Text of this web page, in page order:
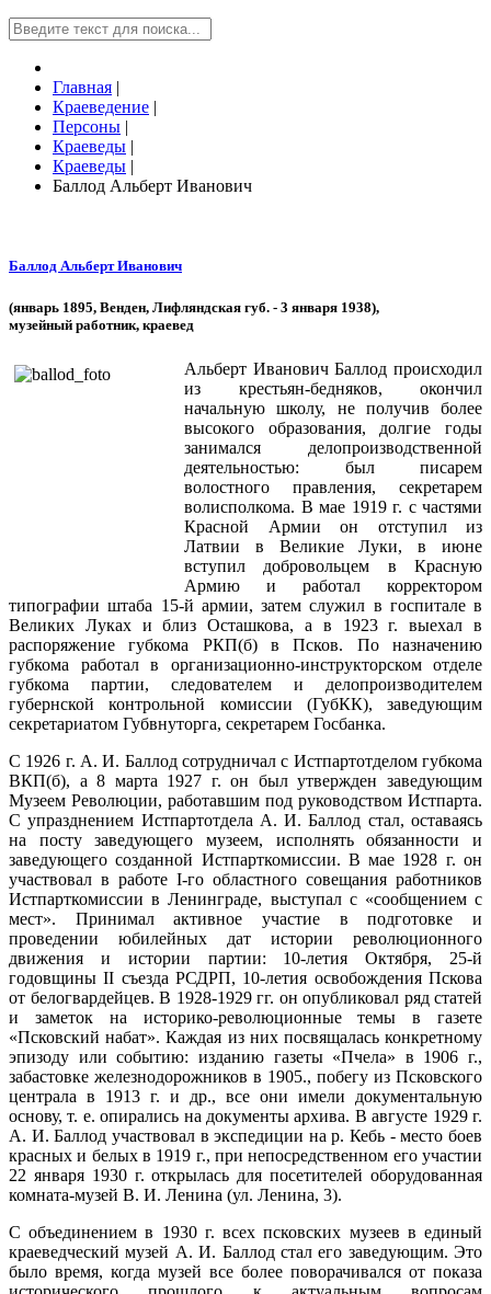
Главная |
Краеведение |
Персоны |
Краеведы |
Краеведы |
Баллод Альберт Иванович
Баллод Альберт Иванович
(январь 1895, Венден, Лифляндская губ. - 3 января 1938),
музейный работник, краевед
Альберт Иванович Баллод происходил
из крестьян-бедняков, окончил
начальную школу, не получив более
высокого образования, долгие годы
занимался делопроизводственной
деятельностью: был писарем
волостного правления, секретарем
волисполкома. В мае 1919 г. с частями
Красной Армии он отступил из
Латвии в Великие Луки, в июне
вступил добровольцем в Красную
Армию и работал корректором
типографии штаба 15-й армии, затем служил в госпитале в
Великих Луках и близ Осташкова, а в 1923 г. выехал в
распоряжение губкома РКП(б) в Псков. По назначению
губкома работал в организационно-инструкторском отделе
губкома партии, следователем и делопроизводителем
губернской контрольной комиссии (ГубКК), заведующим
секретариатом Губвнуторга, секретарем Госбанка.
С 1926 г. А. И. Баллод сотрудничал с Истпартотделом губкома
ВКП(б), а 8 марта 1927 г. он был утвержден заведующим
Музеем Революции, работавшим под руководством Истпарта.
С упразднением Истпартотдела А. И. Баллод стал, оставаясь
на посту заведующего музеем, исполнять обязанности и
заведующего созданной Истпарткомиссии. В мае 1928 г. он
участвовал в работе I-го областного совещания работников
Истпарткомиссии в Ленинграде, выступал с «сообщением с
мест». Принимал активное участие в подготовке и
проведении юбилейных дат истории революционного
движения и истории партии: 10-летия Октября, 25-й
годовщины II съезда РСДРП, 10-летия освобождения Пскова
от белогвардейцев. В 1928-1929 гг. он опубликовал ряд статей
и заметок на историко-революционные темы в газете
«Псковский набат». Каждая из них посвящалась конкретному
эпизоду или событию: изданию газеты «Пчела» в 1906 г.,
забастовке железнодорожников в 1905., побегу из Псковского
централа в 1913 г. и др., все они имели документальную
основу, т. е. опирались на документы архива. В августе 1929 г.
А. И. Баллод участвовал в экспедиции на р. Кебь - место боев
красных и белых в 1919 г., при непосредственном его участии
22 января 1930 г. открылась для посетителей оборудованная
комната-музей В. И. Ленина (ул. Ленина, 3).
С объединением в 1930 г. всех псковских музеев в единый
краеведческий музей А. И. Баллод стал его заведующим. Это
было время, когда музей все более поворачивался от показа